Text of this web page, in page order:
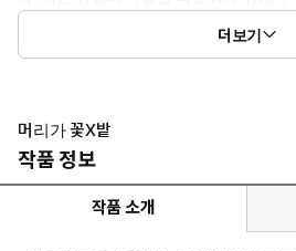
리타와 말도 안 되는 계약을 맺고 만다.
력까지 겸비한 리노스트 학술원의 수석이
오직 카셀 에니위든의 아랫도리 사정뿐.
을 배려할 줄 모르지만, 카셀과 관련된
여 주기도 한다. 우연한 기회에 자신의
더보기
머리가 꽃X밭
작품 정보
작품 소개